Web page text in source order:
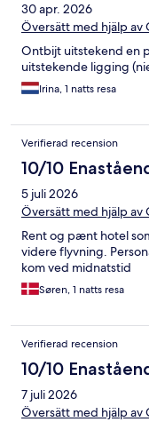
30 apr. 2026
Översätt med hjälp av
Ontbijt uitstekend en
uitstekende ligging
Irina, 1 natts resa
Verifierad recension
10/10
5 juli 2026
Översätt med hjälp av
Rent og pænt hotel
videre flyvning.
kom ved midnatstid
Søren, 1 natts resa
Verifierad recension
10/10
7 juli 2026
Översätt med hjälp av